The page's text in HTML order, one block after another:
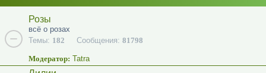
Розы
всё о розах
Темы: 182 Сообщения: 81798
Модератор: Tatra